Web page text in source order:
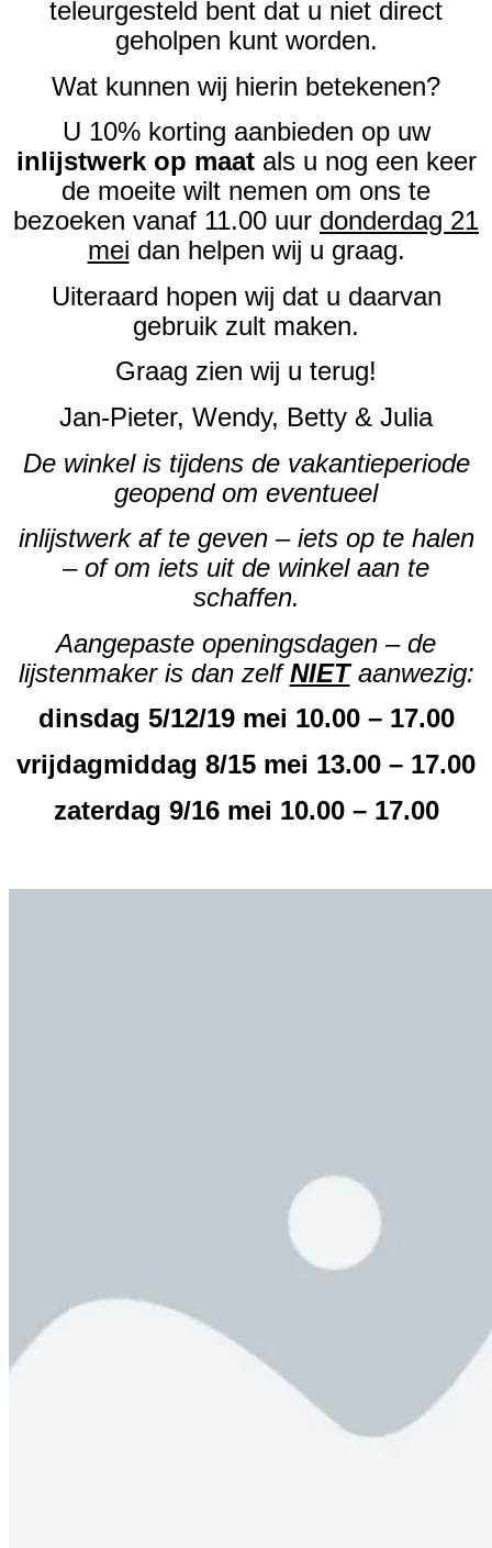
teleurgesteld bent dat u niet direct
geholpen kunt worden.
Wat kunnen wij hierin betekenen?
U 10% korting aanbieden op uw
inlijstwerk op maatals u nog een keer
de moeite wilt nemen om ons te
bezoeken vanaf 11.00 uur donderdag 21
mei dan helpen wij u graag.
Uiteraard hopen wij dat u daarvan
gebruik zult maken.
Graag zien wij u terug!
Jan-Pieter, Wendy, Betty & Julia
De winkel is tijdens de vakantieperiode
geopend om eventueel
inlijstwerk af te geven – iets op te halen
– of om iets uit de winkel aan te
schaffen.
Aangepaste openingsdagen – de
lijstenmaker is dan zelfNIETaanwezig:
dinsdag 5/12/19 mei 10.00 – 17.00
vrijdagmiddag 8/15 mei 13.00 – 17.00
zaterdag 9/16 mei 10.00 – 17.00